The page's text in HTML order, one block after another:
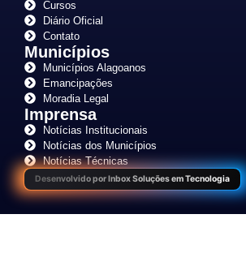
Cursos
Diário Oficial
Contato
Municípios
Municípios Alagoanos
Emancipações
Moradia Legal
Imprensa
Notícias Institucionais
Notícias dos Municípios
Notícias Técnicas
Desenvolvido por Inbox Soluções em Tecnologia